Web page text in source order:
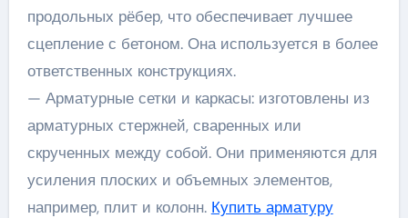
продольных рёбер, что обеспечивает лучшее
сцепление с бетоном. Она используется в более
ответственных конструкциях.
— Арматурные сетки и каркасы: изготовлены из
арматурных стержней, сваренных или
скрученных между собой. Они применяются для
усиления плоских и объемных элементов,
например, плит и колонн. Купить арматуру